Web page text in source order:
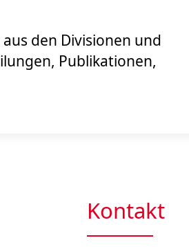
den Divisionen und
Publikationen,
Kontakt